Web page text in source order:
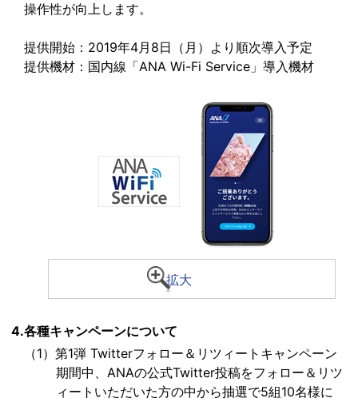
操作性が向上します。
提供開始：2019年4月8日（月）より順次導入予定
提供機材：国内線「ANA Wi-Fi Service」導入機材
拡大
4.各種キャンペーンについて
（1）第1弾 Twitterフォロー＆リツィートキャンペーン
期間中、ANAの公式Twitter投稿をフォロー＆リツ
ィートいただいた方の中から抽選で5組10名様に